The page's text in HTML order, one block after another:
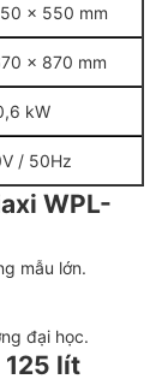
x 550 mm
x 870 mm
kW
/ 50Hz
WPL-
mẫu lớn.
đại học.
125 lít